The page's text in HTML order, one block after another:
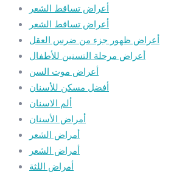
أعراض تساقط الشعر
أعراض تساقط الشعر
أعراض ظهور جزء من ضرس العقل
أعراض مرحلة التسنين للأطفال
أعراض موت السن
أفضل مسكن للأسنان
ألم الاسنان
أمراض الأسنان
أمراض الشعر
أمراض الشعر
أمراض اللثة